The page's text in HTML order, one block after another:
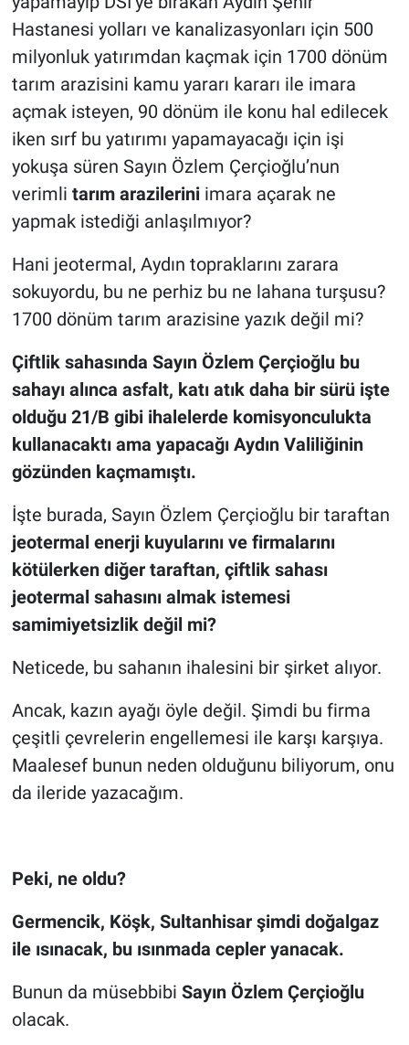
Hastanesi yolları ve kanalizasyonları için 500
milyonluk yatırımdan kaçmak için 1700 dönüm
tarım arazisini kamu yararı kararı ile imara
açmak isteyen, 90 dönüm ile konu hal edilecek
iken sırf bu yatırımı yapamayacağı için işi
yokuşa süren Sayın Özlem Çerçioğlu’nun
verimli tarım arazileriniimara açarak ne
yapmak istediği anlaşılmıyor?
Hani jeotermal, Aydın topraklarını zarara
sokuyordu, bu ne perhiz bu ne lahana turşusu?
1700 dönüm tarım arazisine yazık değil mi?
Çiftlik sahasında Sayın Özlem Çerçioğlu bu
sahayı alınca asfalt, katı atık daha bir sürü işte
olduğu 21/B gibi ihalelerde komisyonculukta
kullanacaktı ama yapacağı Aydın Valiliğinin
gözünden kaçmamıştı.
İşte burada, Sayın Özlem Çerçioğlu bir taraftan
jeotermal enerji kuyularını ve firmalarını
kötülerken diğer taraftan, çiftlik sahası
jeotermal sahasını almak istemesi
samimiyetsizlik değil mi?
Neticede, bu sahanın ihalesini bir şirket alıyor.
Ancak, kazın ayağı öyle değil. Şimdi bu firma
çeşitli çevrelerin engellemesi ile karşı karşıya.
Maalesef bunun neden olduğunu biliyorum, onu
da ileride yazacağım.
Peki, ne oldu?
Germencik, Köşk, Sultanhisar şimdi doğalgaz
ile ısınacak, bu ısınmada cepler yanacak.
Bunun da müsebbibi Sayın Özlem Çerçioğlu
olacak.